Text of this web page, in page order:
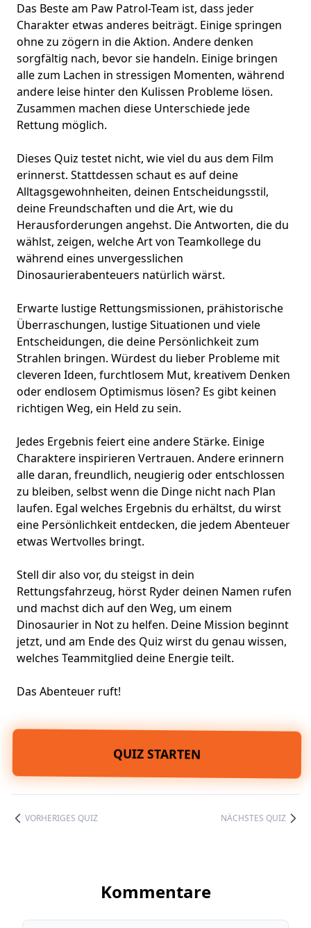
Das Beste am Paw Patrol-Team ist, dass jeder
Charakter etwas anderes beiträgt. Einige springen
ohne zu zögern in die Aktion. Andere denken
sorgfältig nach, bevor sie handeln. Einige bringen
alle zum Lachen in stressigen Momenten, während
andere leise hinter den Kulissen Probleme lösen.
Zusammen machen diese Unterschiede jede
Rettung möglich.
Dieses Quiz testet nicht, wie viel du aus dem Film
erinnerst. Stattdessen schaut es auf deine
Alltagsgewohnheiten, deinen Entscheidungsstil,
deine Freundschaften und die Art, wie du
Herausforderungen angehst. Die Antworten, die du
wählst, zeigen, welche Art von Teamkollege du
während eines unvergesslichen
Dinosaurierabenteuers natürlich wärst.
Erwarte lustige Rettungsmissionen, prähistorische
Überraschungen, lustige Situationen und viele
Entscheidungen, die deine Persönlichkeit zum
Strahlen bringen. Würdest du lieber Probleme mit
cleveren Ideen, furchtlosem Mut, kreativem Denken
oder endlosem Optimismus lösen? Es gibt keinen
richtigen Weg, ein Held zu sein.
Jedes Ergebnis feiert eine andere Stärke. Einige
Charaktere inspirieren Vertrauen. Andere erinnern
alle daran, freundlich, neugierig oder entschlossen
zu bleiben, selbst wenn die Dinge nicht nach Plan
laufen. Egal welches Ergebnis du erhältst, du wirst
eine Persönlichkeit entdecken, die jedem Abenteuer
etwas Wertvolles bringt.
Stell dir also vor, du steigst in dein
Rettungsfahrzeug, hörst Ryder deinen Namen rufen
und machst dich auf den Weg, um einem
Dinosaurier in Not zu helfen. Deine Mission beginnt
jetzt, und am Ende des Quiz wirst du genau wissen,
welches Teammitglied deine Energie teilt.
Das Abenteuer ruft!
QUIZ STARTEN
VORHERIGES QUIZ NÄCHSTES QUIZ
Kommentare